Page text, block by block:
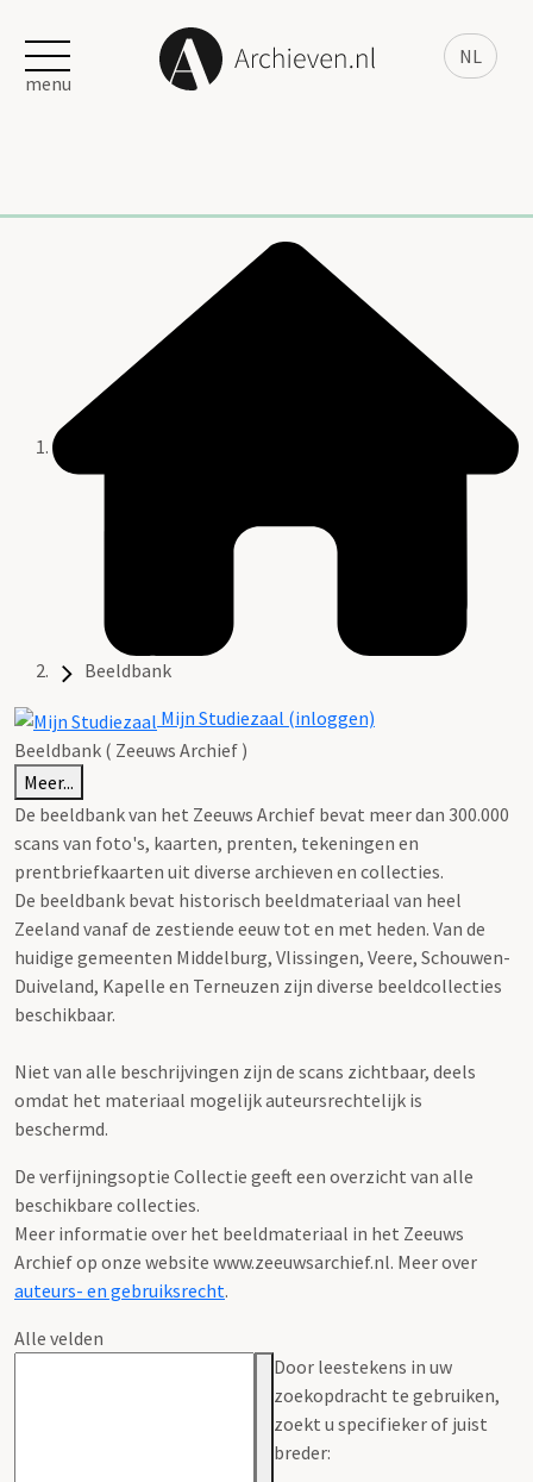
NL
menu
Beeldbank
Mijn Studiezaal (inloggen)
Beeldbank ( Zeeuws Archief )
Meer...
De beeldbank van het Zeeuws Archief bevat meer dan 300.000
scans van foto's, kaarten, prenten, tekeningen en
prentbriefkaarten uit diverse archieven en collecties.
De beeldbank bevat historisch beeldmateriaal van heel
Zeeland vanaf de zestiende eeuw tot en met heden. Van de
huidige gemeenten Middelburg, Vlissingen, Veere, Schouwen-
Duiveland, Kapelle en Terneuzen zijn diverse beeldcollecties
beschikbaar.
Niet van alle beschrijvingen zijn de scans zichtbaar, deels
omdat het materiaal mogelijk auteursrechtelijk is
beschermd.
De verfijningsoptie Collectie geeft een overzicht van alle
beschikbare collecties.
Meer informatie over het beeldmateriaal in het Zeeuws
Archief op onze website www.zeeuwsarchief.nl. Meer over
auteurs- en gebruiksrecht.
Alle velden
Door leestekens in uw
zoekopdracht te gebruiken,
zoekt u specifieker of juist
breder: